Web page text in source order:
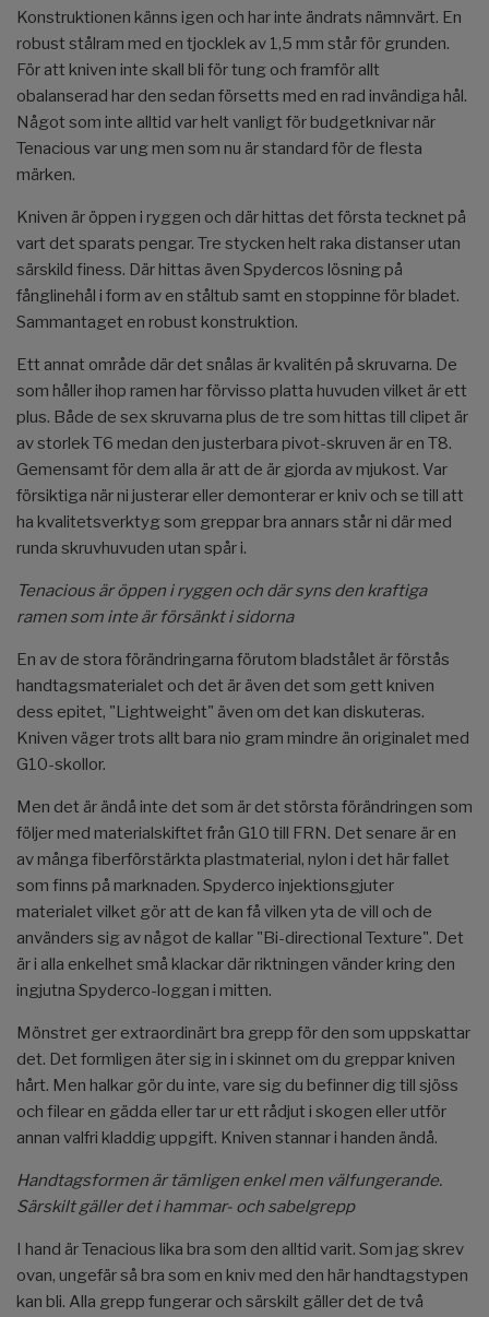
Konstruktionen känns igen och har inte ändrats nämnvärt. En
robust stålram med en tjocklek av 1,5 mm står för grunden.
För att kniven inte skall bli för tung och framför allt
obalanserad har den sedan försetts med en rad invändiga hål.
Något som inte alltid var helt vanligt för budgetknivar när
Tenacious var ung men som nu är standard för de flesta
märken.
Kniven är öppen i ryggen och där hittas det första tecknet på
vart det sparats pengar. Tre stycken helt raka distanser utan
särskild finess. Där hittas även Spydercos lösning på
fånglinehål i form av en ståltub samt en stoppinne för bladet.
Sammantaget en robust konstruktion.
Ett annat område där det snålas är kvalitén på skruvarna. De
som håller ihop ramen har förvisso platta huvuden vilket är ett
plus. Både de sex skruvarna plus de tre som hittas till clipet är
av storlek T6 medan den justerbara pivot-skruven är en T8.
Gemensamt för dem alla är att de är gjorda av mjukost. Var
försiktiga när ni justerar eller demonterar er kniv och se till att
ha kvalitetsverktyg som greppar bra annars står ni där med
runda skruvhuvuden utan spår i.
Tenacious är öppen i ryggen och där syns den kraftiga
ramen som inte är försänkt i sidorna
En av de stora förändringarna förutom bladstålet är förstås
handtagsmaterialet och det är även det som gett kniven
dess epitet, "Lightweight" även om det kan diskuteras.
Kniven väger trots allt bara nio gram mindre än originalet med
G10-skollor.
Men det är ändå inte det som är det största förändringen som
följer med materialskiftet från G10 till FRN. Det senare är en
av många fiberförstärkta plastmaterial, nylon i det här fallet
som finns på marknaden. Spyderco injektionsgjuter
materialet vilket gör att de kan få vilken yta de vill och de
använders sig av något de kallar "Bi-directional Texture". Det
är i alla enkelhet små klackar där riktningen vänder kring den
ingjutna Spyderco-loggan i mitten.
Mönstret ger extraordinärt bra grepp för den som uppskattar
det. Det formligen äter sig in i skinnet om du greppar kniven
hårt. Men halkar gör du inte, vare sig du befinner dig till sjöss
och filear en gädda eller tar ur ett rådjut i skogen eller utför
annan valfri kladdig uppgift. Kniven stannar i handen ändå.
Handtagsformen är tämligen enkel men välfungerande.
Särskilt gäller det i hammar- och sabelgrepp
I hand är Tenacious lika bra som den alltid varit. Som jag skrev
ovan, ungefär så bra som en kniv med den här handtagstypen
kan bli. Alla grepp fungerar och särskilt gäller det de två